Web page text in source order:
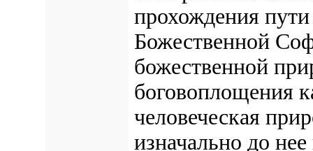
прохождения пути
Божественной
божественной
боговоплощения
человеческая
изначально до